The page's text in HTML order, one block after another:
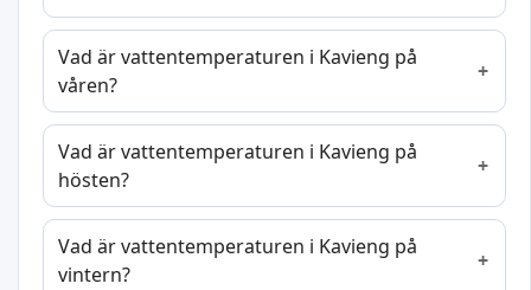
Vad är vattentemperaturen i Kavieng på
våren?
Vad är vattentemperaturen i Kavieng på
hösten?
Vad är vattentemperaturen i Kavieng på
vintern?